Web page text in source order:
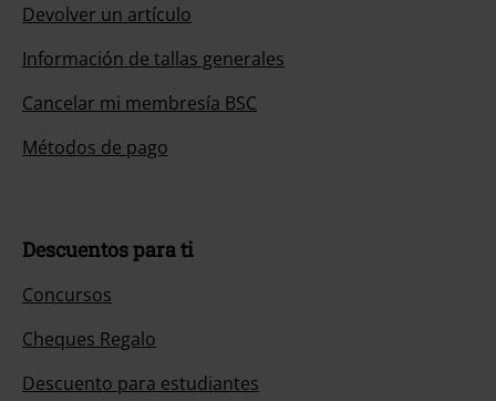
Devolver un artículo
Información de tallas generales
Cancelar mi membresía BSC
Métodos de pago
Descuentos para ti
Concursos
Cheques Regalo
Descuento para estudiantes